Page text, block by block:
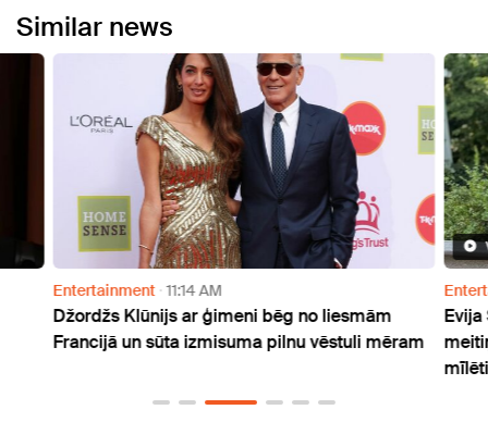
Similar news
Entertainment 11:14 AM
Džordžs Klūnijs ar ģimeni bēg no liesmām
Francijā un sūta izmisuma pilnu vēstuli mēram
Evija